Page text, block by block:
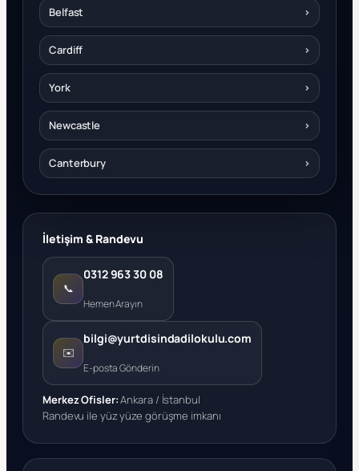
Belfast ›
Cardiff ›
York ›
Newcastle ›
Canterbury ›
İletişim & Randevu
📞
0312 963 30 08
Hemen Arayın
✉️
bilgi@yurtdisindadilokulu.com
E-posta Gönderin
Merkez Ofisler:Ankara / İstanbul
Randevu ile yüz yüze görüşme imkanı